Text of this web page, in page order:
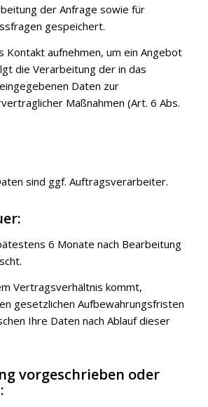
der Anfrage sowie für
gespeichert.
Kontakt aufnehmen, um ein Angebot
die Verarbeitung der in das
Daten zur
Maßnahmen (Art. 6 Abs.
sind ggf. Auftragsverarbeiter.
6 Monate nach Bearbeitung
Vertragsverhältnis kommt,
gesetzlichen Aufbewahrungsfristen
Ihre Daten nach Ablauf dieser
vorgeschrieben oder